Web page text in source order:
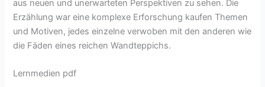
aus neuen und unerwarteten Perspektiven zu sehen. Die
Erzählung war eine komplexe Erforschung kaufen Themen
und Motiven, jedes einzelne verwoben mit den anderen wie
die Fäden eines reichen Wandteppichs.
Lernmedien pdf